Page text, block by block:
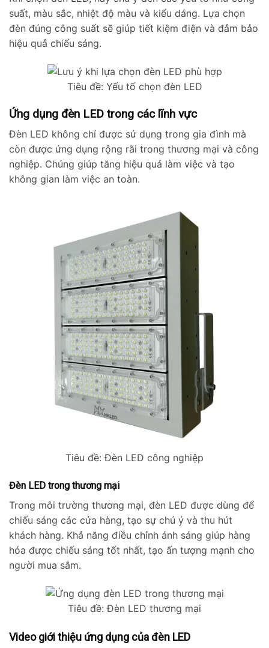
suất, màu sắc, nhiệt độ màu và kiểu dáng. Lựa chọn
đèn đúng công suất sẽ giúp tiết kiệm điện và đảm bảo
hiệu quả chiếu sáng.
Tiêu đề: Yếu tố chọn đèn LED
Ứng dụng đèn LED trong các lĩnh vực
Đèn LED không chỉ được sử dụng trong gia đình mà
còn được ứng dụng rộng rãi trong thương mại và công
nghiệp. Chúng giúp tăng hiệu quả làm việc và tạo
không gian làm việc an toàn.
Tiêu đề: Đèn LED công nghiệp
Đèn LED trong thương mại
Trong môi trường thương mại, đèn LED được dùng để
chiếu sáng các cửa hàng, tạo sự chú ý và thu hút
khách hàng. Khả năng điều chỉnh ánh sáng giúp hàng
hóa được chiếu sáng tốt nhất, tạo ấn tượng mạnh cho
người mua sắm.
Tiêu đề: Đèn LED thương mại
Video giới thiệu ứng dụng của đèn LED